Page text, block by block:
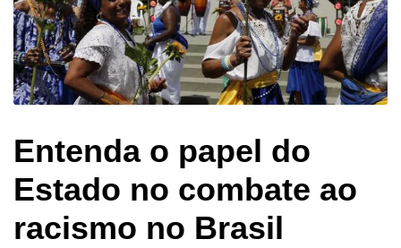
Entenda o papel do
Estado no combate ao
racismo no Brasil